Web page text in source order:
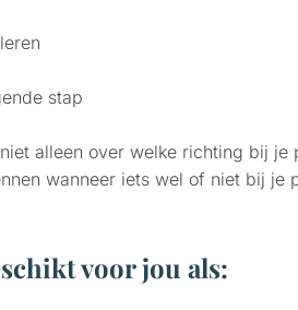
stap
alleen over welke richting bij je
wanneer iets wel of niet bij je
voor jou als: